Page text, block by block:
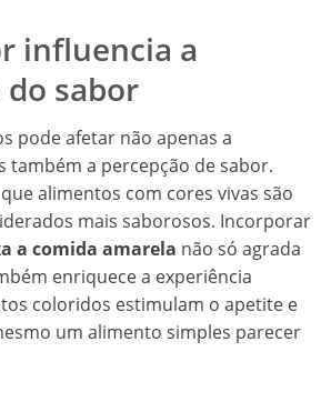
influencia a
do sabor
pode afetar não apenas a
também a percepção de sabor.
alimentos com cores vivas são
mais saborosos. Incorporar
a comida amarela não só agrada
enriquece a experiência
coloridos estimulam o apetite e
um alimento simples parecer